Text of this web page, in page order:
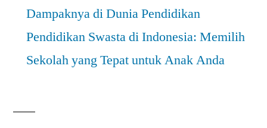
Dampaknya di Dunia Pendidikan
Pendidikan Swasta di Indonesia: Memilih
Sekolah yang Tepat untuk Anak Anda